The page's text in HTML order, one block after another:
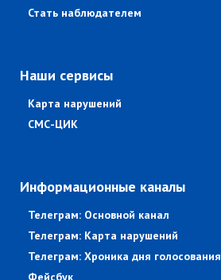
Стать наблюдателем
Наши сервисы
Карта нарушений
СМС-ЦИК
Информационные каналы
Телеграм: Основной канал
Телеграм: Карта нарушений
Телеграм: Хроника дня голосования
Фейсбук